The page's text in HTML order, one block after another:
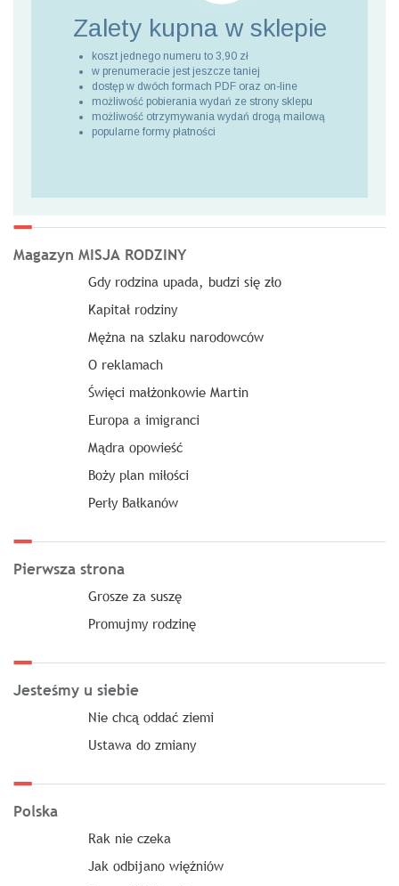
Zalety kupna w sklepie
koszt jednego numeru to 3,90 zł
w prenumeracie jest jeszcze taniej
dostęp w dwóch formach PDF oraz on-line
możliwość pobierania wydań ze strony sklepu
możliwość otrzymywania wydań drogą mailową
popularne formy płatności
Magazyn MISJA RODZINY
Gdy rodzina upada, budzi się zło
Kapitał rodziny
Mężna na szlaku narodowców
O reklamach
Święci małżonkowie Martin
Europa a imigranci
Mądra opowieść
Boży plan miłości
Perły Bałkanów
Pierwsza strona
Grosze za suszę
Promujmy rodzinę
Jesteśmy u siebie
Nie chcą oddać ziemi
Ustawa do zmiany
Polska
Rak nie czeka
Jak odbijano więźniów